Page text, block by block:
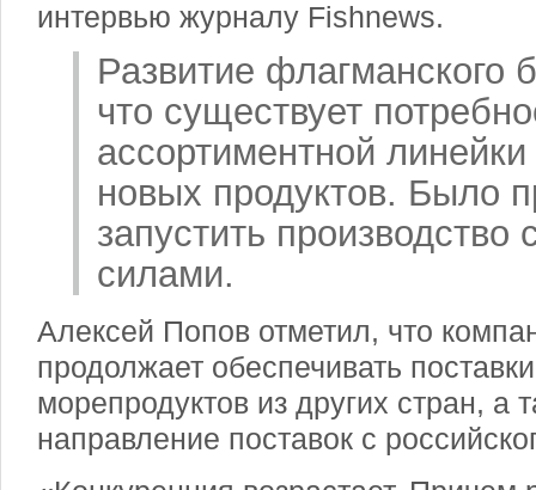
интервью журналу Fishnews.
Развитие флагманского
что существует
ассортиментной
новых продуктов. Было
запустить производство
силами.
Алексей Попов отметил, что
продолжает обеспечивать
морепродуктов из других стран, а
направление поставок с